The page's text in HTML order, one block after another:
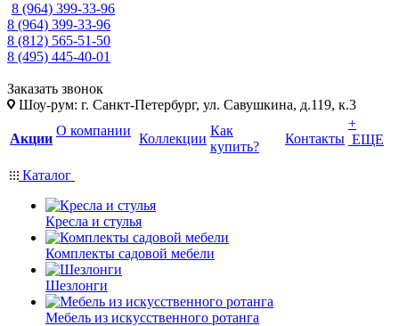
8 (964) 399-33-96
8 (964) 399-33-96
8 (812) 565-51-50
8 (495) 445-40-01
Заказать звонок
Шоу-рум: г. Санкт-Петербург, ул. Савушкина, д.119, к.3
Акции
О компании
Коллекции
Как
купить?
Контакты
+
ЕЩЕ
Каталог
Кресла и стулья
Комплекты садовой мебели
Шезлонги
Мебель из искусственного ротанга